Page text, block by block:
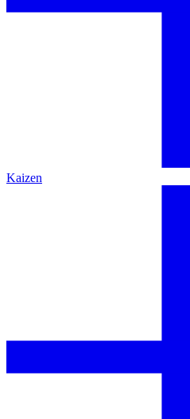
Kaizen